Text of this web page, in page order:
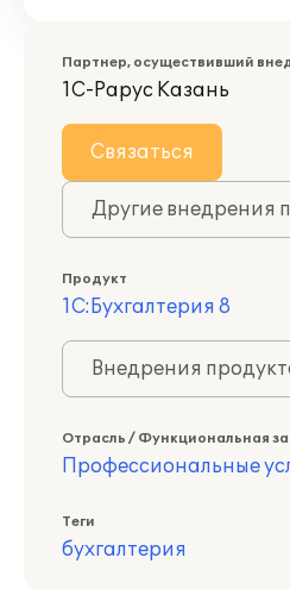
Партнер, осуществивший
1С-Рарус Казань
Связаться
Другие внедрения
Продукт
1С:Бухгалтерия 8
Внедрения
Отрасль / Функциональная
Профессиональные
Теги
бухгалтерия